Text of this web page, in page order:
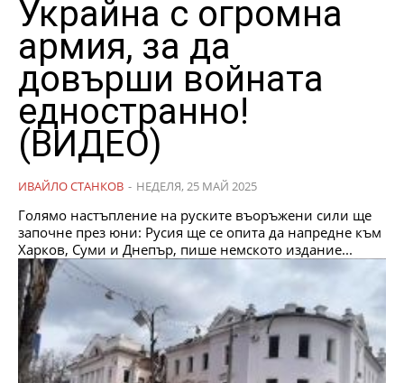
Украйна с огромна
армия, за да
довърши войната
едностранно!
(ВИДЕО)
ИВАЙЛО СТАНКОВ - НЕДЕЛЯ, 25 МАЙ 2025
Голямо настъпление на руските въоръжени сили ще
започне през юни: Русия ще се опита да напредне към
Харков, Суми и Днепър, пише немското издание...